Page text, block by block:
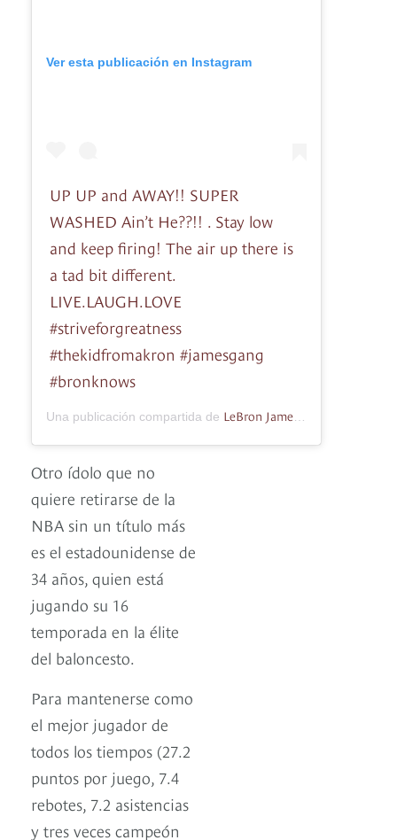
Ver esta publicación en Instagram
UP UP and AWAY!! SUPER
WASHED Ain’t He??!! . Stay low
and keep firing! The air up there is
a tad bit different.
LIVE.LAUGH.LOVE
#striveforgreatness
#thekidfromakron #jamesgang
#bronknows
Una publicación compartida de LeBron James (@kingjames) el
Otro ídolo que no
quiere retirarse de la
NBA sin un título más
es el estadounidense de
34 años, quien está
jugando su 16
temporada en la élite
del baloncesto.
Para mantenerse como
el mejor jugador de
todos los tiempos (27.2
puntos por juego, 7.4
rebotes, 7.2 asistencias
y tres veces campeón